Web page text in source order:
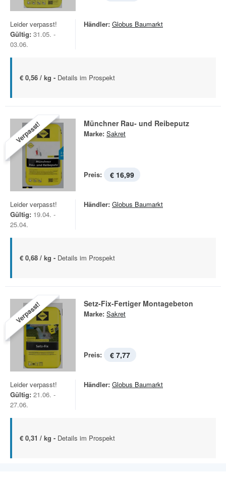
Leider verpasst!
Gültig: 31.05. -
03.06.
Händler: Globus Baumarkt
€ 0,56 / kg - Details im Prospekt
Verpasst! Münchner Rau- und Reibeputz
Marke: Sakret
Preis: € 16,99
Leider verpasst!
Gültig: 19.04. -
25.04.
Händler: Globus Baumarkt
€ 0,68 / kg - Details im Prospekt
Verpasst! Setz-Fix-Fertiger Montagebeton
Marke: Sakret
Preis: € 7,77
Leider verpasst!
Gültig: 21.06. -
27.06.
Händler: Globus Baumarkt
€ 0,31 / kg - Details im Prospekt